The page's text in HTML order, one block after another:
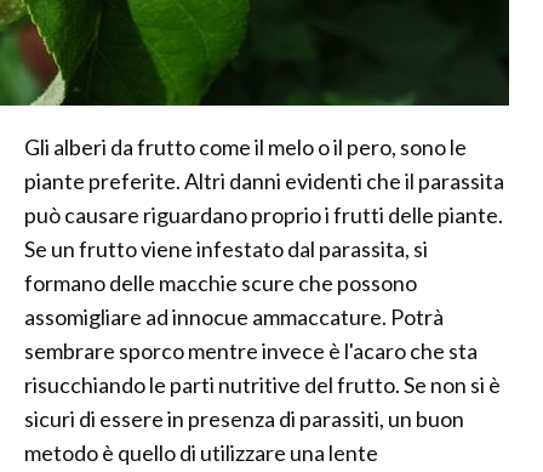
Gli alberi da frutto come il melo o il pero, sono le
piante preferite. Altri danni evidenti che il parassita
può causare riguardano proprio i frutti delle piante.
Se un frutto viene infestato dal parassita, si
formano delle macchie scure che possono
assomigliare ad innocue ammaccature. Potrà
sembrare sporco mentre invece è l'acaro che sta
risucchiando le parti nutritive del frutto. Se non si è
sicuri di essere in presenza di parassiti, un buon
metodo è quello di utilizzare una lente